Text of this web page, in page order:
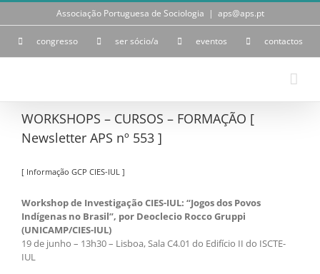
Skip
Associação Portuguesa de Sociologia | aps@aps.pt
congresso ser sócio/a eventos contactos
WORKSHOPS – CURSOS – FORMAÇÃO [
Newsletter APS nº 553 ]
[ Informação GCP CIES-IUL ]
Workshop de Investigação CIES-IUL: “Jogos dos Povos
Indígenas no Brasil”, por Deoclecio Rocco Gruppi
(UNICAMP/CIES-IUL)
19 de junho – 13h30 – Lisboa, Sala C4.01 do Edifício II do ISCTE-
IUL